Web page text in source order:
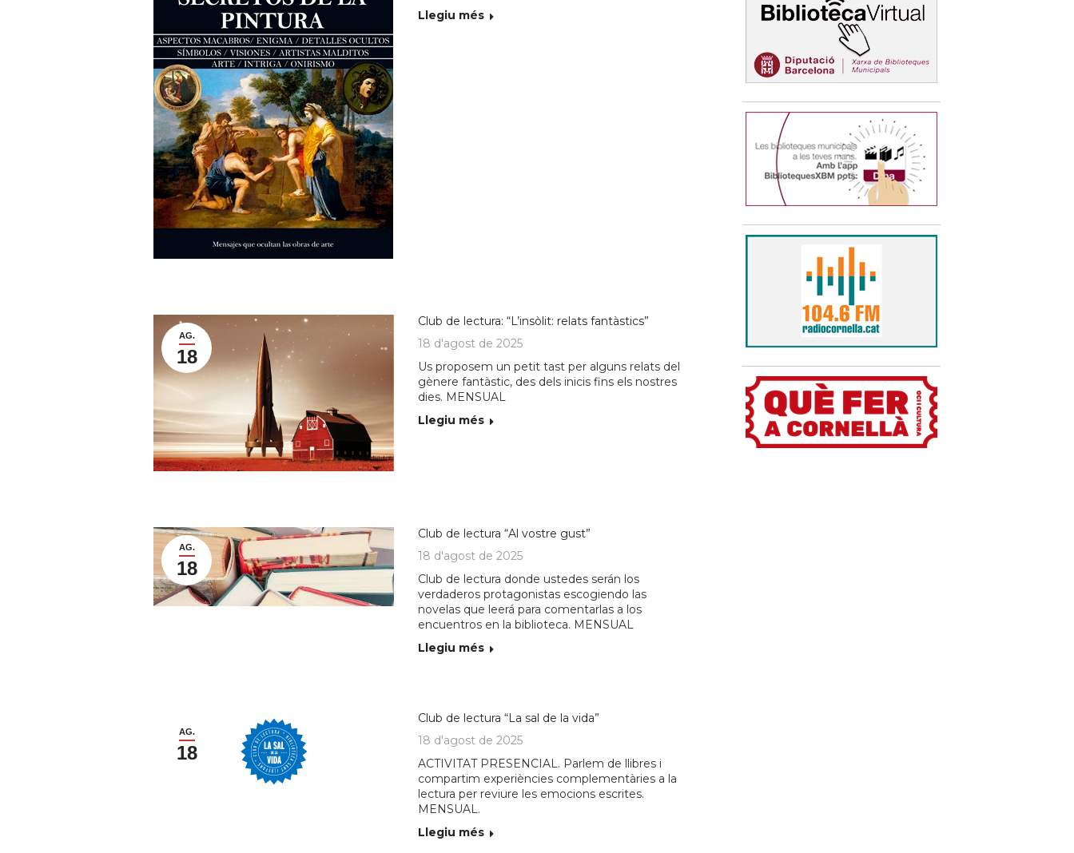
Llegiu més
AG.
18
Club de lectura: “L’insòlit: relats fantàstics”
18 d'agost de 2025
Us proposem un petit tast per alguns relats del
gènere fantàstic, des dels inicis fins els nostres
dies. MENSUAL
Llegiu més
AG.
18
Club de lectura “Al vostre gust”
18 d'agost de 2025
Club de lectura donde ustedes serán los
verdaderos protagonistas escogiendo las
novelas que leerá para comentarlas a los
encuentros en la biblioteca. MENSUAL
Llegiu més
AG.
18
Club de lectura “La sal de la vida”
18 d'agost de 2025
ACTIVITAT PRESENCIAL. Parlem de llibres i
compartim experiències complementàries a la
lectura per reviure les emocions escrites.
MENSUAL.
Llegiu més